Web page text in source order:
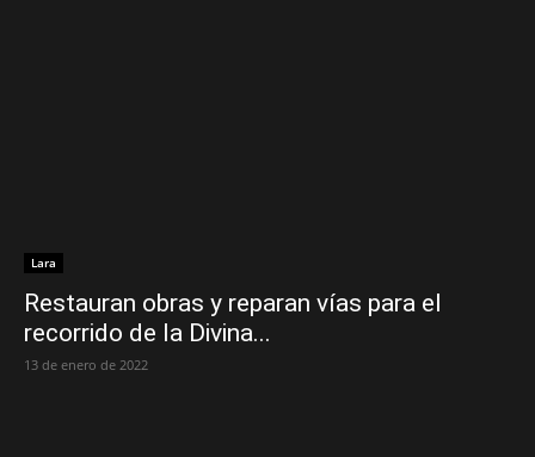
Lara
Restauran obras y reparan vías para el
recorrido de la Divina...
13 de enero de 2022